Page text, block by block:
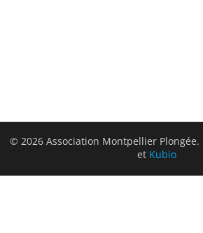
© 2026 Association Montpellier Plongée.
et Kubio